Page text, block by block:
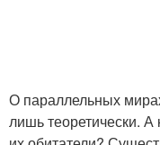
О параллельных
лишь теоретически. А